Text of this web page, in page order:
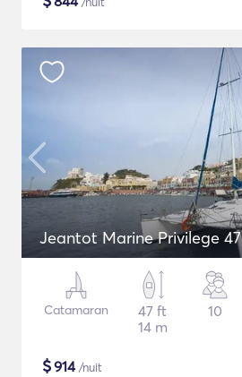
Jeantot Marine Privilege 47
Catamaran
47 ft
14 m
10
$914/nuit